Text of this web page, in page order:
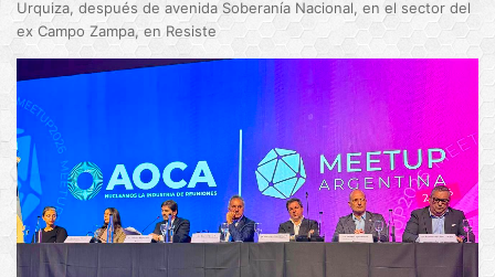
Urquiza, después de avenida Soberanía Nacional, en el sector del
ex Campo Zampa, en Resiste